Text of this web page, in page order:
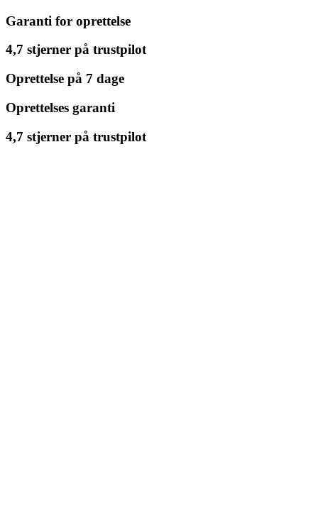
Garanti for oprettelse
4,7 stjerner på trustpilot
Oprettelse på 7 dage
Oprettelses garanti
4,7 stjerner på trustpilot